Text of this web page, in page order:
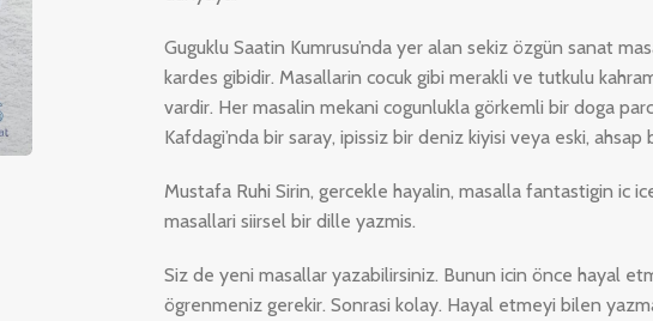
Guguklu Saatin Kumrusu’nda yer alan sekiz özgün sanat
kardes gibidir. Masallarin cocuk gibi merakli ve tutkulu
vardir. Her masalin mekani cogunlukla görkemli bir doga
Kafdagi’nda bir saray, ipissiz bir deniz kiyisi veya eski, ahsap
Mustafa Ruhi Sirin, gercekle hayalin, masalla fantastigin ic
masallari siirsel bir dille yazmis.
Siz de yeni masallar yazabilirsiniz. Bunun icin önce hayal
ögrenmeniz gerekir. Sonrasi kolay. Hayal etmeyi bilen